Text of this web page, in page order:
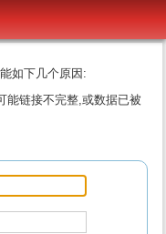
如下几个原因:
能链接不完整,或数据已被